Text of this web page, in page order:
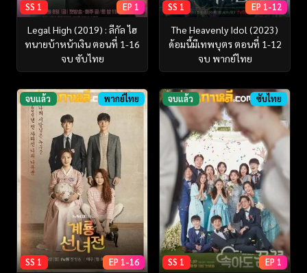
SS 1 EP 1
Legal High (2019) : ลีกัล ไฮ
ทนายบ้าหน้าเงิน ตอนที่ 1-16
จบ ซับไทย
SS 1 EP 1-12
The Heavenly Idol (2023)
ด้อมนี้มีเทพบุตร ตอนที่ 1-12
จบ พากย์ไทย
จบแล้ว พากย์ไทย
SS 1 EP 1-16
จบแล้ว ซับไทย
SS 1 EP 1